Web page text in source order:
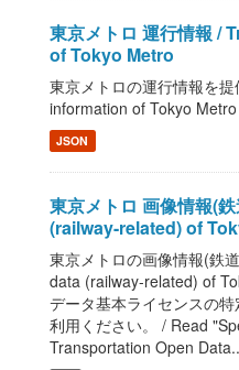
東京メトロ 運行情報 /
of Tokyo Metro
東京メトロの運行情報を
information of Tokyo Metro
JSON
東京メトロ 画像情報(
(railway-related) of
東京メトロの画像情報(鉄
data (railway-related) of
データ基本ライセンスの
利用ください。 / Read
Transportation Open